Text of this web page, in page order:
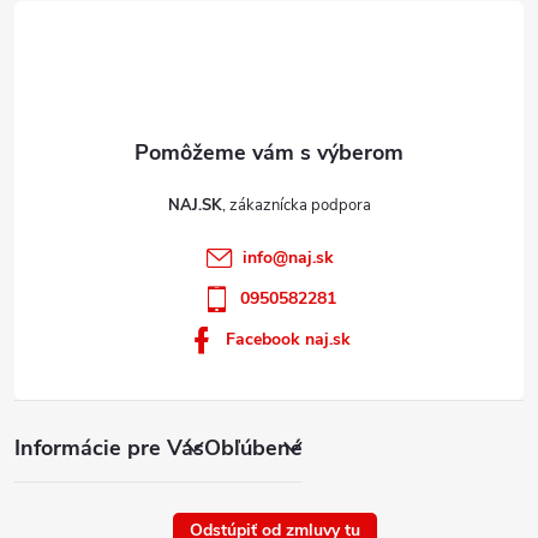
Informácie pre VásObľúbené
NAJ.SK
info@naj.sk
0950582281
Facebook naj.sk
Odstúpiť od zmluvy tu